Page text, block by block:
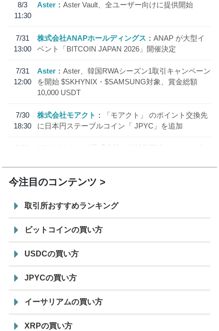
8/3
11:30
Aster Aster Vault、全ユーザー向けに提供開始
7/31
13:00
株式会社ANAPホールディングス
ANAP が大型イ
ベント「BITCOIN JAPAN 2026」開催決定
7/31
12:00
Aster
Aster、韓国RWAシーズン1取引キャンペーン
を開始 $SKHYNIX・$SAMSUNG対象、賞金総額
10,000 USDT
7/30
18:30
株式会社モアクト
「モアクト」 のポイント交換先
に日本円ステーブルコイン「 JPYC」を追加
7/29
SBI VCトレード株式会社
信託型円建てステーブル
今注目のコンテンツ
取引所おすすめランキング
ビットコインの買い方
USDCの買い方
JPYCの買い方
イーサリアムの買い方
XRPの買い方